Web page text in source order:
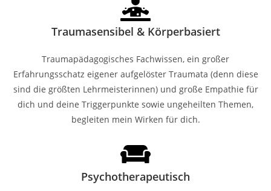
Traumasensibel & Körperbasiert
Traumapädagogisches Fachwissen, ein großer
Erfahrungsschatz eigener aufgelöster Traumata (denn diese
sind die größten Lehrmeisterinnen) und große Empathie für
dich und deine Triggerpunkte sowie ungeheilten Themen,
begleiten mein Wirken für dich.
Psychotherapeutisch